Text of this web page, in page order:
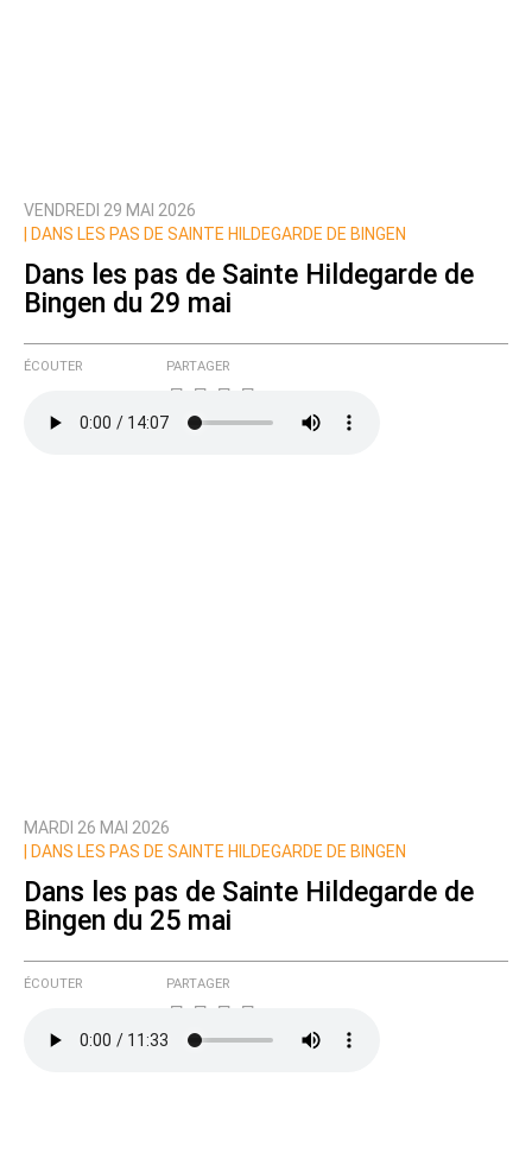
VENDREDI 29 MAI 2026
DANS LES PAS DE SAINTE HILDEGARDE DE BINGEN
Dans les pas de Sainte Hildegarde de
Bingen du 29 mai
ÉCOUTER PARTAGER
MARDI 26 MAI 2026
DANS LES PAS DE SAINTE HILDEGARDE DE BINGEN
Dans les pas de Sainte Hildegarde de
Bingen du 25 mai
ÉCOUTER PARTAGER